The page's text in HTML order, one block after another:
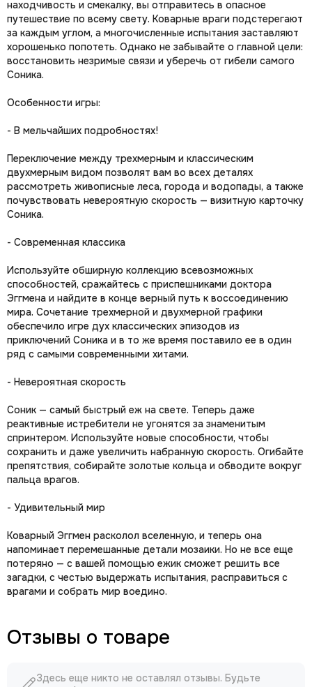
находчивость и смекалку, вы отправитесь в опасное
путешествие по всему свету. Коварные враги подстерегают
за каждым углом, а многочисленные испытания заставляют
хорошенько попотеть. Однако не забывайте о главной цели:
восстановить незримые связи и уберечь от гибели самого
Соника.
Особенности игры:
- В мельчайших подробностях!
Переключение между трехмерным и классическим
двухмерным видом позволят вам во всех деталях
рассмотреть живописные леса, города и водопады, а также
почувствовать невероятную скорость — визитную карточку
Соника.
- Современная классика
Используйте обширную коллекцию всевозможных
способностей, сражайтесь с приспешниками доктора
Эггмена и найдите в конце верный путь к воссоединению
мира. Сочетание трехмерной и двухмерной графики
обеспечило игре дух классических эпизодов из
приключений Соника и в то же время поставило ее в один
ряд с самыми современными хитами.
- Невероятная скорость
Соник — самый быстрый еж на свете. Теперь даже
реактивные истребители не угонятся за знаменитым
спринтером. Используйте новые способности, чтобы
сохранить и даже увеличить набранную скорость. Огибайте
препятствия, собирайте золотые кольца и обводите вокруг
пальца врагов.
- Удивительный мир
Коварный Эггмен расколол вселенную, и теперь она
напоминает перемешанные детали мозаики. Но не все еще
потеряно — с вашей помощью ежик сможет решить все
загадки, с честью выдержать испытания, расправиться с
врагами и собрать мир воедино.
Отзывы о товаре
Здесь еще никто не оставлял отзывы. Будьте